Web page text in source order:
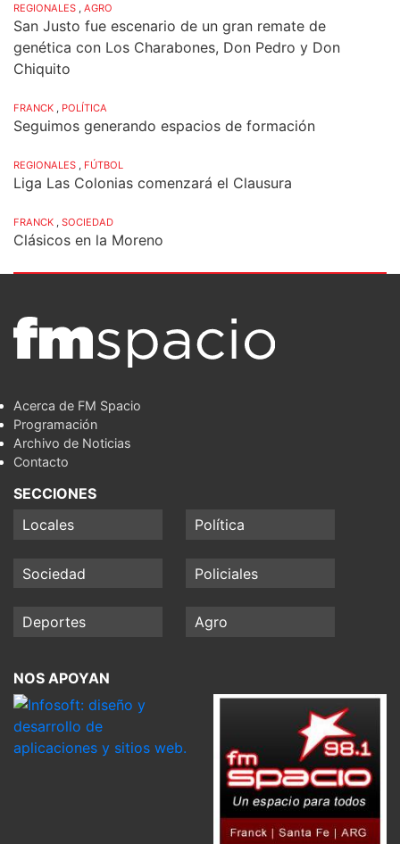
REGIONALES AGRO
San Justo fue escenario de un gran remate de
genética con Los Charabones, Don Pedro y Don
Chiquito
FRANCK POLÍTICA
Seguimos generando espacios de formación
REGIONALES FÚTBOL
Liga Las Colonias comenzará el Clausura
FRANCK SOCIEDAD
Clásicos en la Moreno
Acerca de FM Spacio
Programación
Archivo de Noticias
Contacto
SECCIONES
Locales
Política
Sociedad Policiales
Deportes Agro
NOS APOYAN